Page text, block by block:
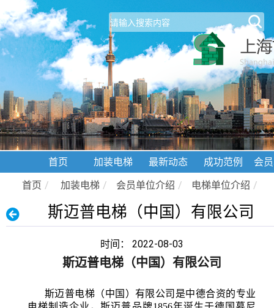
首页 加装电梯 最新动态 成功范例
会
首页 / 加装电梯 / 会员单位介绍 / 电梯单位介绍 /
斯迈普电梯（中国）有限公司
时间： 2022-08-03
斯迈普电梯（中国）有限公司
斯迈普电梯（中国）有限公司是中德合资的专业